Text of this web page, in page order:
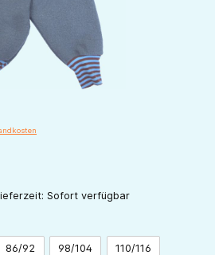
von 5 von 5 Sternen
Sofort verfügbar
86/92 98/104 110/116